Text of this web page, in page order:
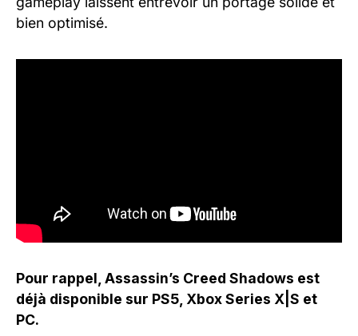
bien optimisé.
Pour rappel, Assassin’s Creed Shadows est
déjà disponible sur PS5, Xbox Series X|S et
PC.